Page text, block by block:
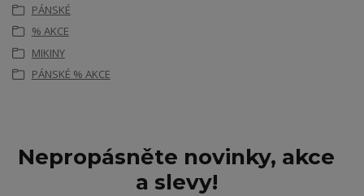
PÁNSKÉ
% AKCE
MIKINY
PÁNSKÉ % AKCE
Nepropásněte novinky, akce
a slevy!